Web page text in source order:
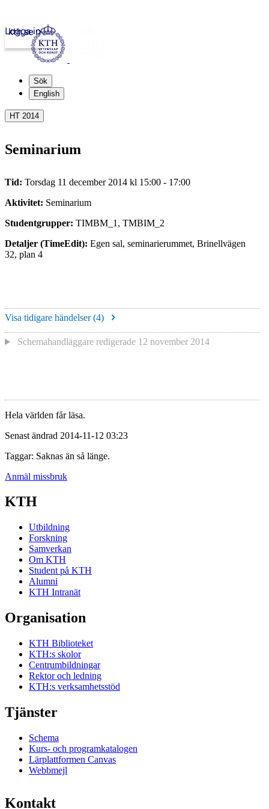
kth.se
Logga in
Sök
English
HT 2014
Seminarium
Tid: Torsdag 11 december 2014 kl 15:00 - 17:00
Aktivitet: Seminarium
Studentgrupper: TIMBM_1, TMBIM_2
Detaljer (TimeEdit): Egen sal, seminarierummet, Brinellvägen
32, plan 4
Visa tidigare händelser (4)
Schemahandläggare redigerade 12 november 2014
Hela världen får läsa.
Senast ändrad 2014-11-12 03:23
Taggar: Saknas än så länge.
Anmäl missbruk
KTH
Utbildning
Forskning
Samverkan
Om KTH
Student på KTH
Alumni
KTH Intranät
Organisation
KTH Biblioteket
KTH:s skolor
Centrumbildningar
Rektor och ledning
KTH:s verksamhetsstöd
Tjänster
Schema
Kurs- och programkatalogen
Lärplattformen Canvas
Webbmejl
Kontakt